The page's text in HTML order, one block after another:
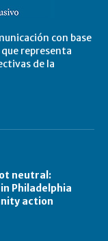
con base
representa
de la
neutral:
Philadelphia
action